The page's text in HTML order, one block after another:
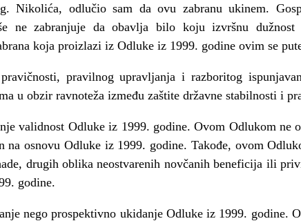
Nikolića, odlučio sam da ovu zabranu ukinem.
ne zabranjuje da obavlja bilo koju izvršnu
koja proizlazi iz Odluke iz 1999. godine ovim se
pravilnog upravljanja i razboritog
u obzir ravnoteža između zaštite državne stabilnosti i
validnost Odluke iz 1999. godine. Ovom Odlukom ne
na osnovu Odluke iz 1999. godine. Takođe, ovom
drugih oblika neostvarenih novčanih beneficija ili
godine.
nego prospektivno ukidanje Odluke iz 1999. godine.